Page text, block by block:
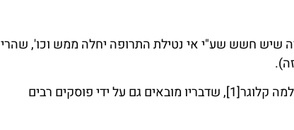
שיש חשש שע"י אי נטילת התרופה יחלה ממש וכו', שהרי
קלוגר[1] , שדבריו מובאים גם על ידי פוסקים רבים